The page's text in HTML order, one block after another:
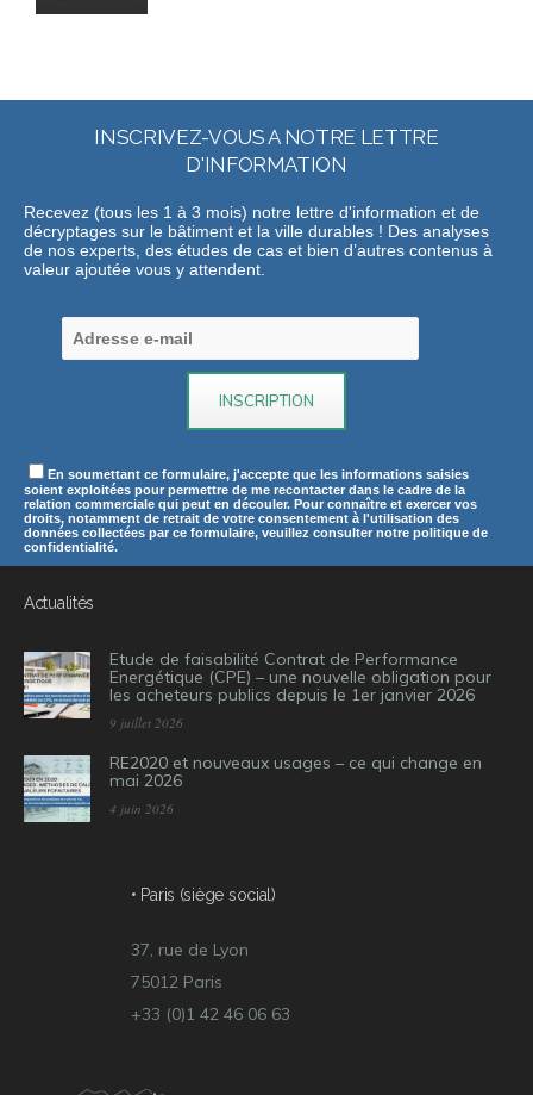
INSCRIVEZ-VOUS A NOTRE LETTRE
D'INFORMATION
Recevez (tous les 1 à 3 mois) notre lettre d'information et de
décryptages sur le bâtiment et la ville durables ! Des analyses
de nos experts, des études de cas et bien d’autres contenus à
valeur ajoutée vous y attendent.
En soumettant ce formulaire, j'accepte que les informations saisies
soient exploitées pour permettre de me recontacter dans le cadre de la
relation commerciale qui peut en découler. Pour connaître et exercer vos
droits, notamment de retrait de votre consentement à l'utilisation des
données collectées par ce formulaire, veuillez consulter notre politique de
confidentialité.
Actualités
Etude de faisabilité Contrat de Performance
Energétique (CPE) – une nouvelle obligation pour
les acheteurs publics depuis le 1er janvier 2026
9 juillet 2026
RE2020 et nouveaux usages – ce qui change en
mai 2026
4 juin 2026
• Paris (siège social)
37, rue de Lyon
75012 Paris
+33 (0)1 42 46 06 63